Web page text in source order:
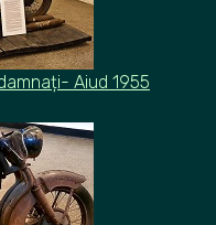
Aiud 1955